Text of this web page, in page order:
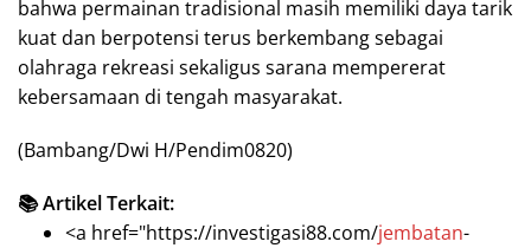
bahwa permainan tradisional masih memiliki daya tarik
kuat dan berpotensi terus berkembang sebagai
olahraga rekreasi sekaligus sarana mempererat
kebersamaan di tengah masyarakat.
(Bambang/Dwi H/Pendim0820)
📚 Artikel Terkait:
<a href="https://investigasi88.com/jembatan-